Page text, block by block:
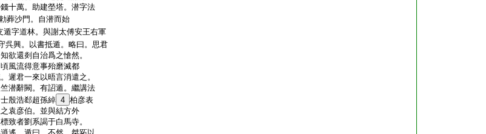
十萬。助建塋塔。潜字法
葬沙門。自潜而始
字道林。與謝太傅安王右軍
呉興。以書抵遁。略曰。思君
欲還剡自治爲之愴然。
風流得意事殆磨滅都
遲君一來以晤言消遣之。
潜辭闕。有詔遁。繼講法
殷浩郄超孫綽 4 柏彦表
袁彦伯。並與結方外
致者劉系謁于白馬寺。